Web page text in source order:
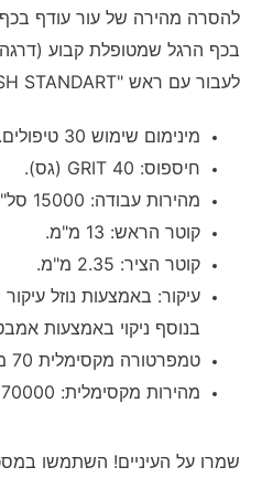
להסרה מהירה של עור עודף
בכף הרגל שמטופלת קבוע (דרגה
לעבור עם ראש "STANDART.
מינימום שימוש 30 טיפולים.
חיספוס: 40 GRIT (גס).
מהירות עבודה: 15000 סל"ד.
קוטר הראש: 13 מ"מ.
קוטר הציר: 2.35 מ"מ.
עיקור: באמצעות נוזל
בנוסף ניקוי באמצעות
טמפרטורה מקסימלית 70 מעלות.
מהירות מקסימלית: 70000 סל"ד.
שמרו על העיניים! השתמשו